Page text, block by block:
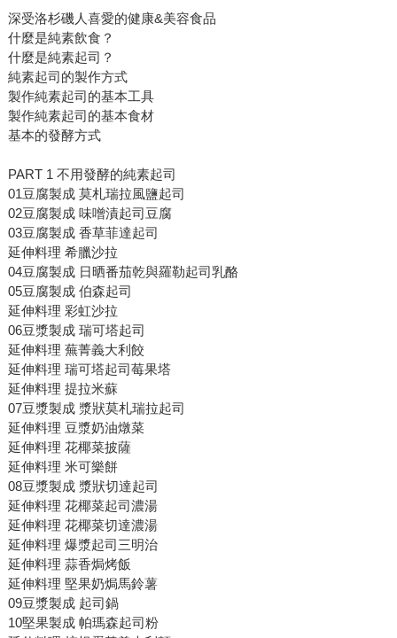
深受洛杉磯人喜愛的健康&美容食品
什麼是純素飲食？
什麼是純素起司？
純素起司的製作方式
製作純素起司的基本工具
製作純素起司的基本食材
基本的發酵方式
PART 1 不用發酵的純素起司
01豆腐製成 莫札瑞拉風鹽起司
02豆腐製成 味噌漬起司豆腐
03豆腐製成 香草菲達起司
延伸料理 希臘沙拉
04豆腐製成 日晒番茄乾與羅勒起司乳酪
05豆腐製成 伯森起司
延伸料理 彩虹沙拉
06豆漿製成 瑞可塔起司
延伸料理 蕪菁義大利餃
延伸料理 瑞可塔起司莓果塔
延伸料理 提拉米蘇
07豆漿製成 漿狀莫札瑞拉起司
延伸料理 豆漿奶油燉菜
延伸料理 花椰菜披薩
延伸料理 米可樂餅
08豆漿製成 漿狀切達起司
延伸料理 花椰菜起司濃湯
延伸料理 花椰菜切達濃湯
延伸料理 爆漿起司三明治
延伸料理 蒜香焗烤飯
延伸料理 堅果奶焗馬鈴薯
09豆漿製成 起司鍋
10堅果製成 帕瑪森起司粉